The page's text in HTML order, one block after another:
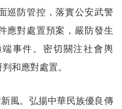
巡防管控，落實公安武警
應對處置預案，嚴防發生
事件。密切關注社會輿
和應對處置。
風。弘揚中華民族優良傳